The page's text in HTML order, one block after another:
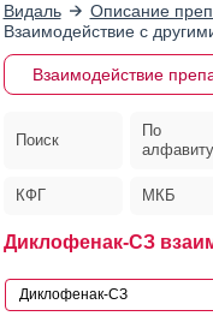
Видаль Описание
Взаимодействие с
Взаимодействие
Поиск
По
алфавиту
КФГ МКБ
Диклофенак-СЗ